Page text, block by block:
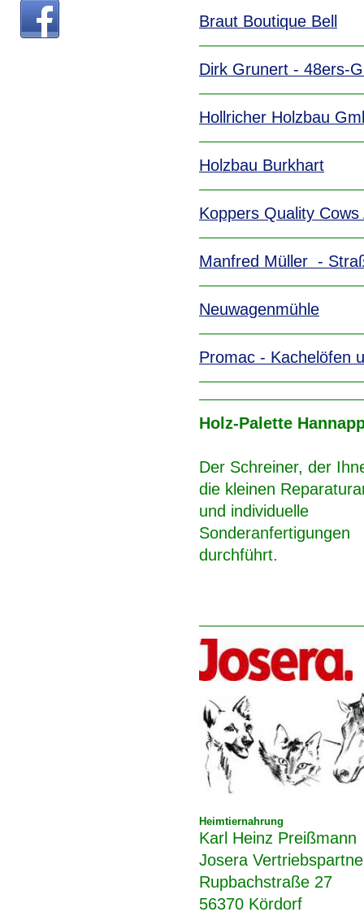
Braut Boutique Bell
Dirk Grunert - 48ers-
Hollricher Holzbau
Holzbau Burkhart
Koppers Quality
Manfred Müller -
Neuwagenmühle
Promac - Kachelöfen
Holz-Palette
Der Schreiner, der
die kleinen
und individuelle
Sonderanfertigungen
durchführt.
Heimtiernahrung
Karl Heinz Preißmann
Josera
Rupbachstraße 27
56370 Kördorf